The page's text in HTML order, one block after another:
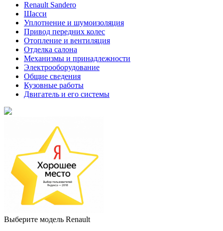
Renault Sandero
Шасси
Уплотнение и шумоизоляция
Привод передних колес
Отопление и вентиляция
Отделка салона
Механизмы и принадлежности
Электрооборудование
Общие сведения
Кузовные работы
Двигатель и его системы
Выберите модель Renault